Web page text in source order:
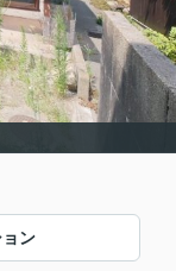
ン